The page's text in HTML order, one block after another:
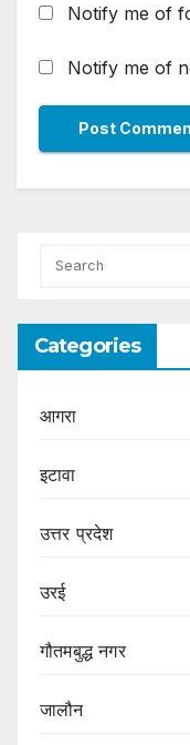
Notify me of
Notify me of
Categories
आगरा
इटावा
उत्तर प्रदेश
उरई
गौतमबुद्ध नगर
जालौन